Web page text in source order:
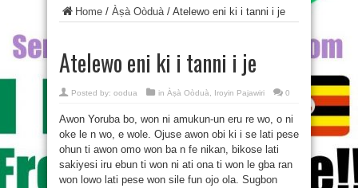
Home / Àṣà Oòduà/ Atelewo eni ki i tanni i je
Atelewo eni ki i tanni i je
Posted by: oodua in Àṣà Oòduà Iroyin Pajawiri 0
Awon Yoruba bo, won ni amukun-un eru re wo, o ni
oke le n wo, e wole. Ojuse awon obi ki i se lati pese
ohun ti awon omo won ba n fe nikan, bikose lati
sakiyesi iru ebun ti won ni ati ona ti won le gba ran
won lowo lati pese won sile fun ojo ola. Sugbon